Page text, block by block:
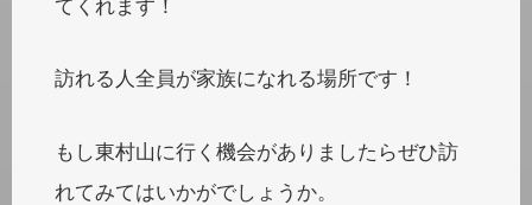
てくれます！
訪れる人全員が家族になれる場所です！
もし東村山に行く機会がありましたらぜひ訪
れてみてはいかがでしょうか。